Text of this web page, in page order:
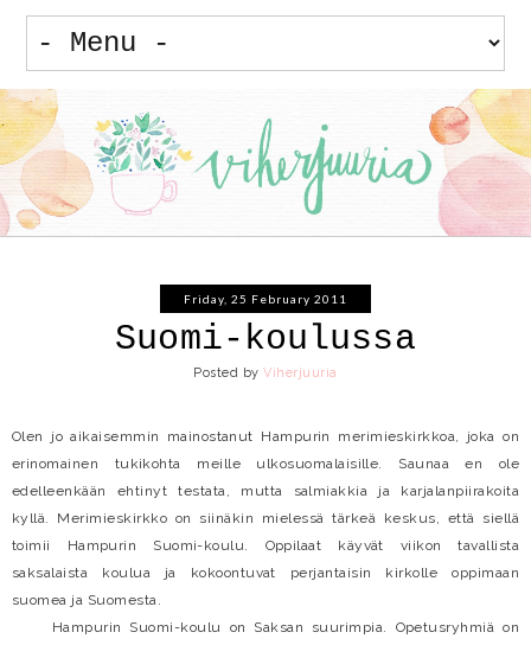
Friday, 25 February 2011
Suomi-koulussa
Posted byViherjuuria
Olen jo aikaisemmin mainostanut Hampurin merimieskirkkoa, joka on
erinomainen tukikohta meille ulkosuomalaisille. Saunaa en ole
edelleenkään ehtinyt testata, mutta salmiakkia ja karjalanpiirakoita
kyllä. Merimieskirkko on siinäkin mielessä tärkeä keskus, että siellä
toimii Hampurin Suomi-koulu. Oppilaat käyvät viikon tavallista
saksalaista koulua ja kokoontuvat perjantaisin kirkolle oppimaan
suomea ja Suomesta.
Hampurin Suomi-koulu on Saksan suurimpia. Opetusryhmiä on